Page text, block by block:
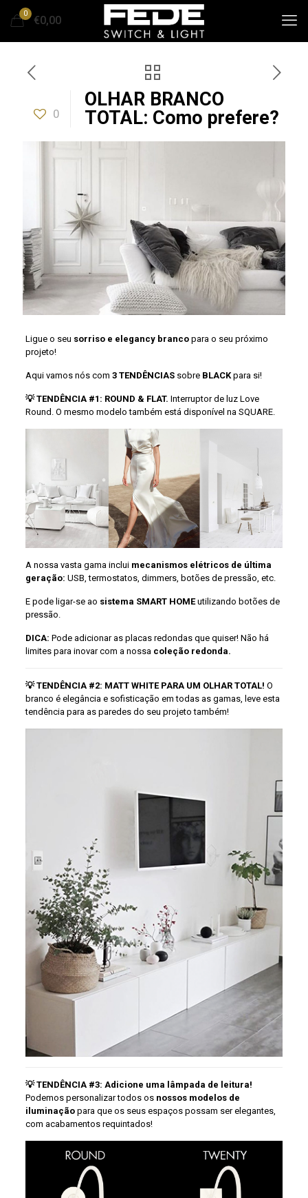
0
€0,00
0
OLHAR BRANCO
TOTAL: Como prefere?
Ligue o seu sorriso e elegancy branco para o seu próximo
projeto!
Aqui vamos nós com 3 TENDÊNCIAS sobre BLACKpara si!
💡 TENDÊNCIA #1: ROUND & FLAT. Interruptor de luz Love
Round. O mesmo modelo também está disponível na SQUARE.
A nossa vasta gama inclui mecanismos elétricos de última
geração: USB, termostatos, dimmers, botões de pressão, etc.
E pode ligar-se ao sistema SMART HOMEutilizando botões de
pressão.
DICA: Pode adicionar as placas redondas que quiser! Não há
limites para inovar com a nossa coleção redonda.
💡 TENDÊNCIA #2: MATT WHITEPARA UM OLHAR TOTAL! O
branco é elegância e sofisticação em todas as gamas, leve esta
tendência para as paredes do seu projeto também!
💡 TENDÊNCIA #3: Adicione uma lâmpada de leitura!
Podemos personalizar todos os nossos modelos de
iluminaçãopara que os seus espaços possam ser elegantes,
com acabamentos requintados!